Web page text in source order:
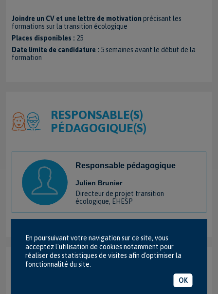
Joindre un CV et une lettre de motivation précisant les
formations sur la transition écologique
Places disponibles : 25
Date limite de candidature : 5 semaines avant le début de la
formation
RESPONSABLE(S)
PÉDAGOGIQUE(S)
Responsable pédagogique
Julien Brunier
Directeur de projet transition
écologique, EHESP
CONTACTS
En poursuivant votre navigation sur ce site, vous
acceptez l'utilisation de cookies notamment pour
réaliser des statistiques de visites afin d'optimiser la
fonctionnalité du site.
OK